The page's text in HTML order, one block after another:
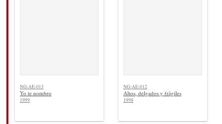
NG-AE-013
Yo te nombro
1999
NG-AE-012
Altos, delgados y frágiles
1998